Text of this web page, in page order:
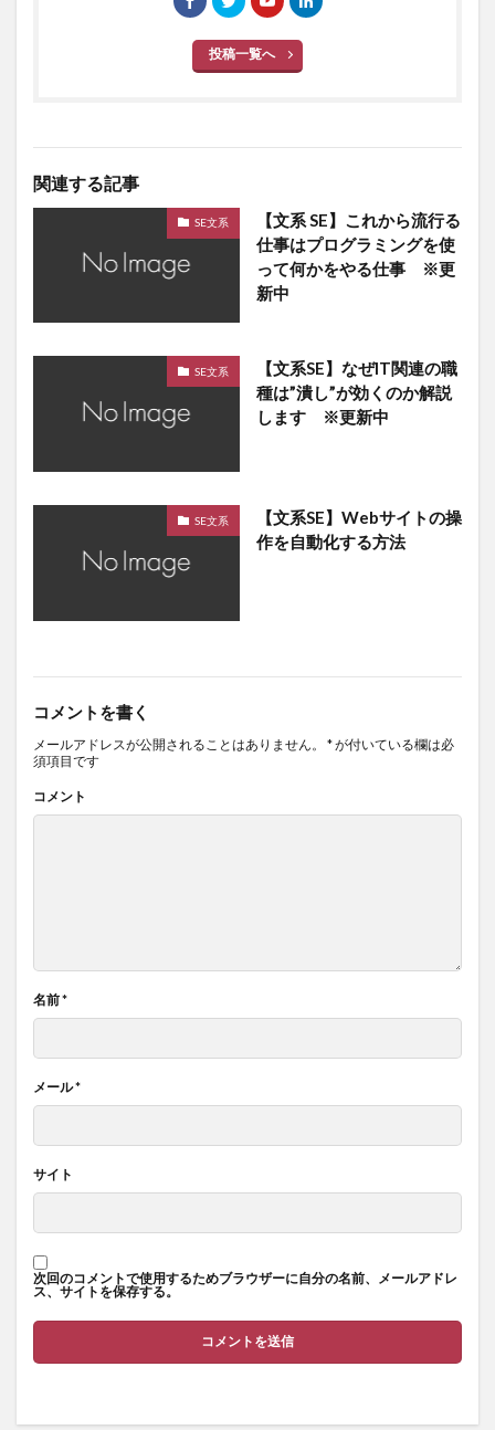
投稿一覧へ
関連する記事
SE文系
【文系 SE】これから流行る
仕事はプログラミングを使
って何かをやる仕事 ※更
新中
SE文系
【文系SE】なぜIT関連の職
種は”潰し”が効くのか解説
します ※更新中
SE文系
【文系SE】Webサイトの操
作を自動化する方法
コメントを書く
メールアドレスが公開されることはありません。 *が付いている欄は必
須項目です
コメント
名前*
メール*
サイト
次回のコメントで使用するためブラウザーに自分の名前、メールアドレ
ス、サイトを保存する。